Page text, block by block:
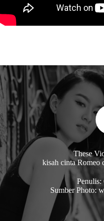
These
kisah cinta Romeo
Penulis:
Sumber Photo: